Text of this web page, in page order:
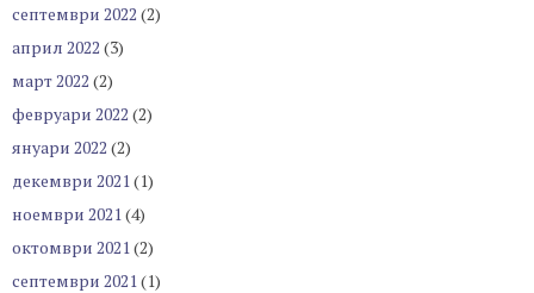
септември 2022 (2)
април 2022 (3)
март 2022 (2)
февруари 2022 (2)
януари 2022 (2)
декември 2021(1)
ноември 2021(4)
октомври 2021(2)
септември 2021(1)